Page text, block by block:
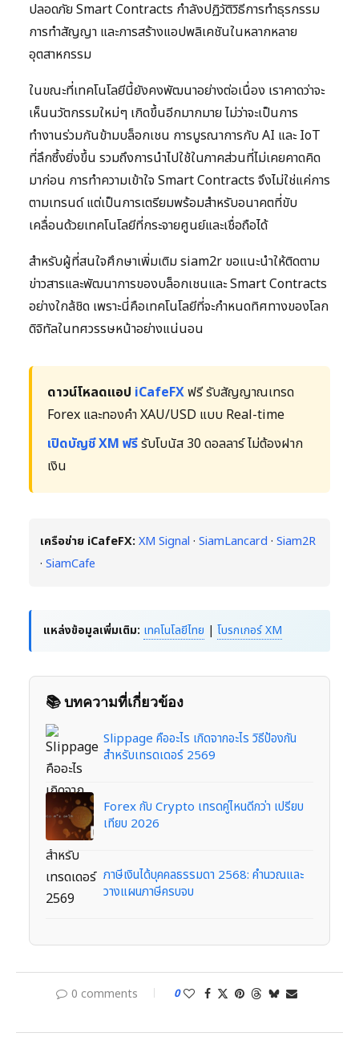
ปลอดภัย Smart Contracts กำลังปฏิวัติวิธีการทำธุรกรรม
การทำสัญญา และการสร้างแอปพลิเคชันในหลากหลาย
อุตสาหกรรม
ในขณะที่เทคโนโลยีนี้ยังคงพัฒนาอย่างต่อเนื่อง เราคาดว่าจะ
เห็นนวัตกรรมใหม่ๆ เกิดขึ้นอีกมากมาย ไม่ว่าจะเป็นการ
ทำงานร่วมกันข้ามบล็อกเชน การบูรณาการกับ AI และ IoT
ที่ลึกซึ้งยิ่งขึ้น รวมถึงการนำไปใช้ในภาคส่วนที่ไม่เคยคาดคิด
มาก่อน การทำความเข้าใจ Smart Contracts จึงไม่ใช่แค่การ
ตามเทรนด์ แต่เป็นการเตรียมพร้อมสำหรับอนาคตที่ขับ
เคลื่อนด้วยเทคโนโลยีที่กระจายศูนย์และเชื่อถือได้
สำหรับผู้ที่สนใจศึกษาเพิ่มเติม siam2r ขอแนะนำให้ติดตาม
ข่าวสารและพัฒนาการของบล็อกเชนและ Smart Contracts
อย่างใกล้ชิด เพราะนี่คือเทคโนโลยีที่จะกำหนดทิศทางของโลก
ดิจิทัลในทศวรรษหน้าอย่างแน่นอน
ดาวน์โหลดแอป iCafeFXฟรี รับสัญญาณเทรด
Forex และทองคำ XAU/USD แบบ Real-time
เปิดบัญชี XM ฟรีรับโบนัส 30 ดอลลาร์ ไม่ต้องฝาก
เงิน
เครือข่าย iCafeFX: XM Signal ·SiamLancard ·Siam2R
·SiamCafe
แหล่งข้อมูลเพิ่มเติม: เทคโนโลยีไทย | โบรกเกอร์ XM
📚 บทความที่เกี่ยวข้อง
Slippage คืออะไร เกิดจากอะไร วิธีป้องกัน
สำหรับเทรดเดอร์ 2569
Forex กับ Crypto เทรดคู่ไหนดีกว่า เปรียบ
เทียบ 2026
ภาษีเงินได้บุคคลธรรมดา 2568: คำนวณและ
วางแผนภาษีครบจบ
0 comments 0